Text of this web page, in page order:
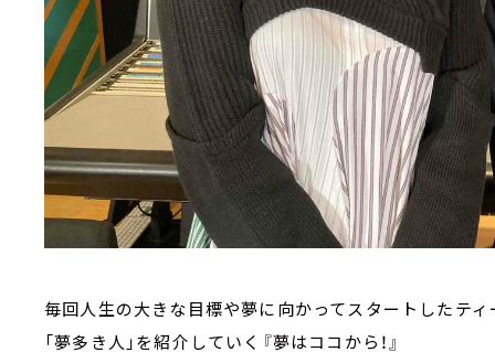
毎回人生の大きな目標や夢に向かってスタートしたテ
「夢多き人」を紹介していく『夢はココから！』